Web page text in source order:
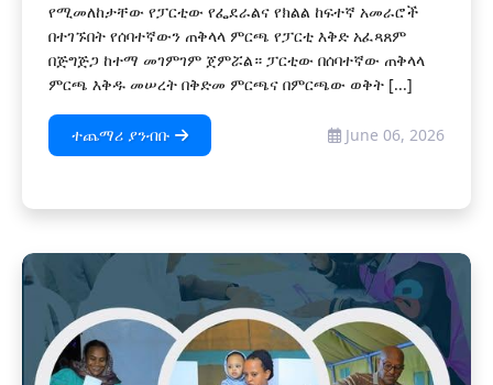
የሚመለከታቸው የፓርቲው የፌደራልና የክልል ከፍተኛ አመራሮች
በተገኙበት የሰባተኛውን ጠቅላላ ምርጫ የፓርቲ እቅድ አፈጻጸም
በጅግጅጋ ከተማ መገምገም ጀምሯል። ፓርቲው በሰባተኛው ጠቅላላ
ምርጫ እቅዱ መሠረት በቅድመ ምርጫና በምርጫው ወቅት [...]
ተጨማሪ ያንብቡ June 06, 2026